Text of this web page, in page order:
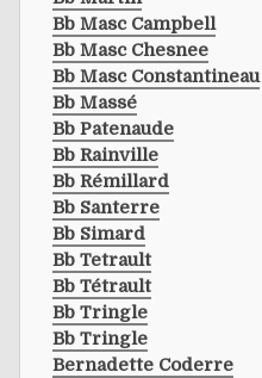
Bb Masc Campbell
Bb Masc Chesnee
Bb Masc Constantineau
Bb Massé
Bb Patenaude
Bb Rainville
Bb Rémillard
Bb Santerre
Bb Simard
Bb Tetrault
Bb Tétrault
Bb Tringle
Bb Tringle
Bernadette Coderre